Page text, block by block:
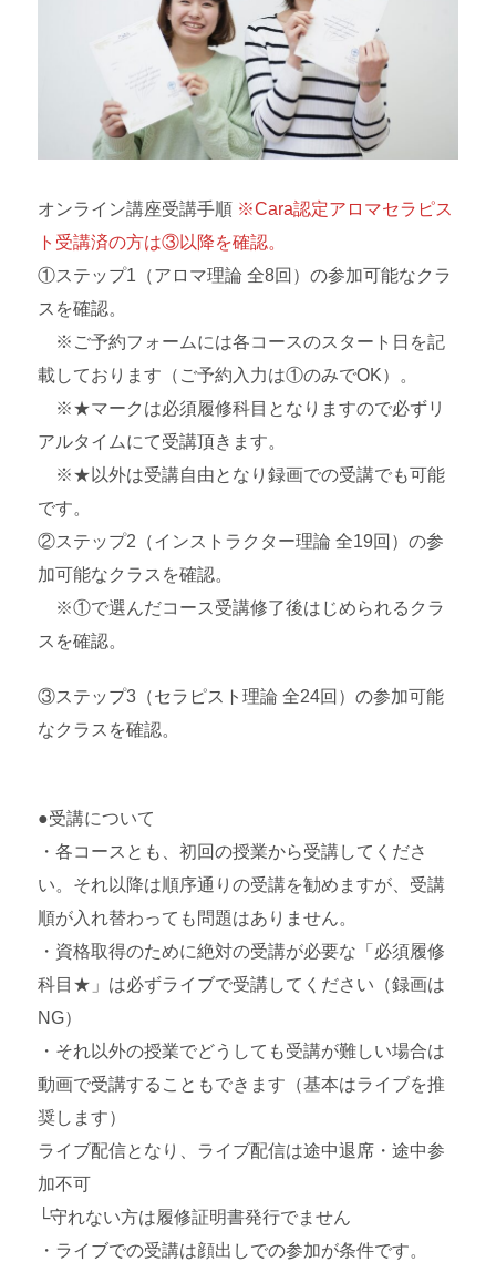
オンライン講座受講手順 ※Cara認定アロマセラピス
ト受講済の方は③以降を確認。
①ステップ1（アロマ理論 全8回）の参加可能なクラ
スを確認。
※ご予約フォームには各コースのスタート日を記
載しております（ご予約入力は①のみでOK）。
※★マークは必須履修科目となりますので必ずリ
アルタイムにて受講頂きます。
※★以外は受講自由となり録画での受講でも可能
です。
②ステップ2（インストラクター理論 全19回）の参
加可能なクラスを確認。
※①で選んだコース受講修了後はじめられるクラ
スを確認。
③ステップ3（セラピスト理論 全24回）の参加可能
なクラスを確認。
●受講について
・各コースとも、初回の授業から受講してくださ
い。それ以降は順序通りの受講を勧めますが、受講
順が入れ替わっても問題はありません。
・資格取得のために絶対の受講が必要な「必須履修
科目★」は必ずライブで受講してください（録画は
NG）
・それ以外の授業でどうしても受講が難しい場合は
動画で受講することもできます（基本はライブを推
奨します）
ライブ配信となり、ライブ配信は途中退席・途中参
加不可
└守れない方は履修証明書発行でません
・ライブでの受講は顔出しでの参加が条件です。